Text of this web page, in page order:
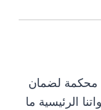
لضمان
الرئيسية ما